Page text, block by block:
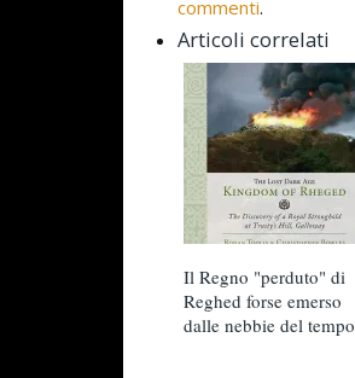
commenti.
Articoli correlati
Il Regno "perduto" di
Reghed forse emerso
dalle nebbie del tempo